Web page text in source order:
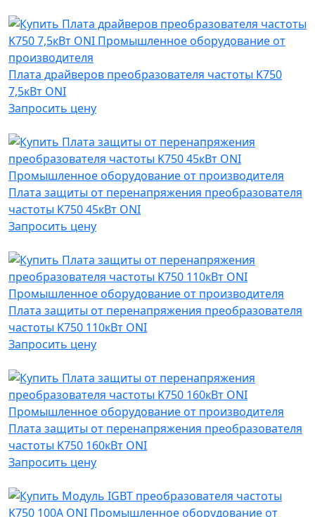
Плата драйверов преобразователя частоты K750
7,5кВт ONI
Запросить цену
Плата защиты от перенапряжения преобразователя
частоты K750 45кВт ONI
Запросить цену
Плата защиты от перенапряжения преобразователя
частоты K750 110кВт ONI
Запросить цену
Плата защиты от перенапряжения преобразователя
частоты K750 160кВт ONI
Запросить цену